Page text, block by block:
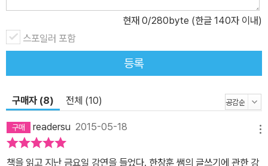
현재 0/280byte (한글 140자 이내)
스포일러 포함
등록
구매자 (8) 전체 (10)
readersu 2015-05-18
책을 읽고 지난 금요일 강연을 들었다. 한창훈 쌤의 글쓰기에 관한 강